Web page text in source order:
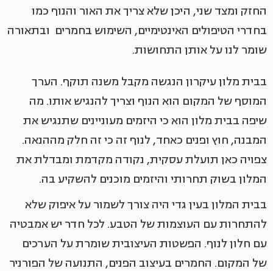
החזק ומצד שני, היכן שלא צריך את האור והנוף כמו
בחדרי הטיפולים האינטימיים, השימוש בחמרים ובתאורה
שומר לנו על אותן התחושות.
בבית מלון עיקרון הנגשה מקבל משנה תוקף. הערך
המוסף של המקום הוא הנוף וצריך להנגיש אותו. מה
שיפה בבית מלון הוא כי היזמים מעוניינים שתנגיש את
המבנה, חוץ ופנים כאחד, לנוף זה כי זה חלק מההנאה.
צפויה כאן תועלת עסקית, נקודה מקדמת ומבדלת את
המלון בשוק תחרותי והיזמים מוכנים להשקיע בה.
בבית המלון בעין גדי היה צורך לשמור על איפוק שלא
להתחרות עם העוצמות של הטבע. לכל חדר יש אמבטיה
עם חלון לנוף. הפשטות העיצובית שומרת על הערכים
של המקום. החמרים בעיצוב הפנים, התנועה של הפורניר